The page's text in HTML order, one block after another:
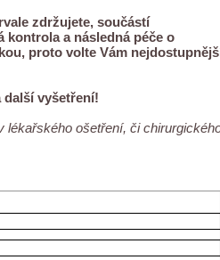
zdržujete, součástí
a následná péče o
proto volte Vám
další vyšetření!
lékařského ošetření, či